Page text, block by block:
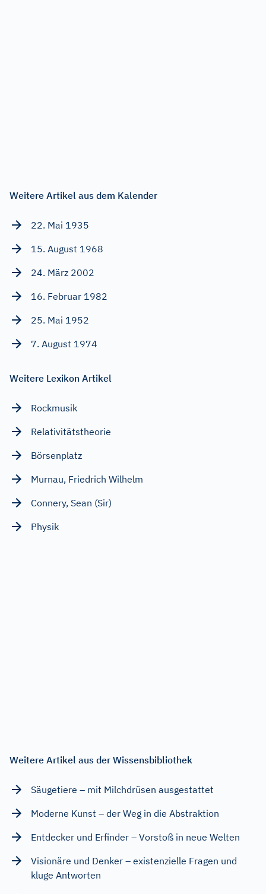
Weitere Artikel aus dem Kalender
22. Mai 1935
15. August 1968
24. März 2002
16. Februar 1982
25. Mai 1952
7. August 1974
Weitere Lexikon Artikel
Rockmusik
Relativitätstheorie
Börsenplatz
Murnau, Friedrich Wilhelm
Connery, Sean (Sir)
Physik
Weitere Artikel aus der Wissensbibliothek
Säugetiere – mit Milchdrüsen ausgestattet
Moderne Kunst – der Weg in die Abstraktion
Entdecker und Erfinder – Vorstoß in neue Welten
Visionäre und Denker – existenzielle Fragen und
kluge Antworten